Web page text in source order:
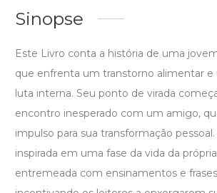
Sinopse
Este Livro conta a história de uma
que enfrenta um transtorno alimentar e
luta interna. Seu ponto de virada
encontro inesperado com um amigo,
impulso para sua transformação pessoal.
inspirada em uma fase da vida da
entremeada com ensinamentos e